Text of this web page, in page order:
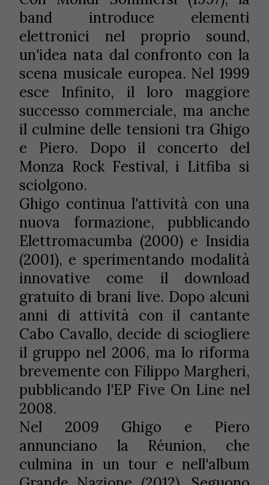
band introduce elementi
elettronici nel proprio sound,
un'idea nata dal confronto con la
scena musicale europea. Nel 1999
esce Infinito, il loro maggiore
successo commerciale, ma anche
il culmine delle tensioni tra Ghigo
e Piero. Dopo il concerto del
Monza Rock Festival, i Litfiba si
sciolgono.
Ghigo continua l'attività con una
nuova formazione, pubblicando
Elettromacumba (2000) e Insidia
(2001), e sperimentando modalità
innovative come il download
gratuito di brani live. Dopo alcuni
anni di attività con il cantante
Cabo Cavallo, decide di sciogliere
il gruppo nel 2006, ma lo riforma
brevemente con Filippo Margheri,
pubblicando l'EP Five On Line nel
2008.
Nel 2009 Ghigo e Piero
annunciano la Réunion, che
culmina in un tour e nell'album